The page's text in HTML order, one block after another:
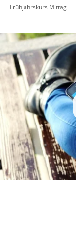
Frühjahrskurs Mittag